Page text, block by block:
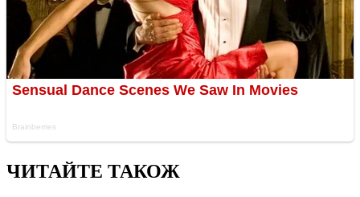
ЧИТАЙТЕ ТАКОЖ